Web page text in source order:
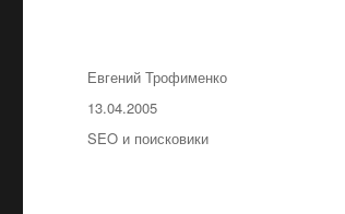
Автор
Евгений Трофименко
Опубликовано
13.04.2005
Рубрики
SEO и поисковики